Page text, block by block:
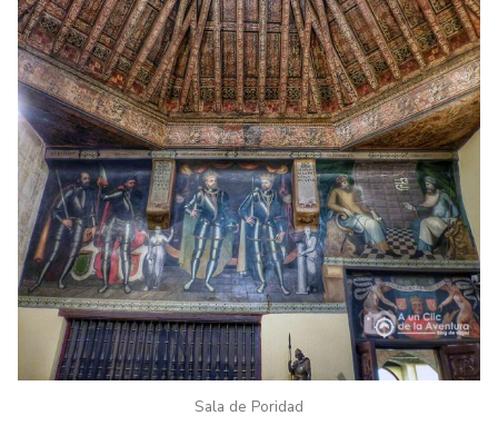
Sala de Poridad